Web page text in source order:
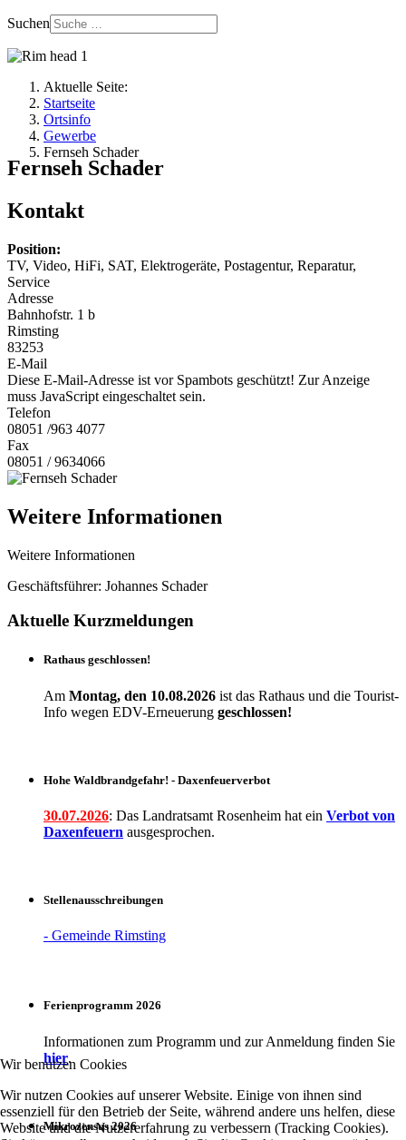
Suchen
Aktuelle Seite:
Startseite
Ortsinfo
Gewerbe
Fernseh Schader
Fernseh Schader
Kontakt
Position:
TV, Video, HiFi, SAT, Elektrogeräte, Postagentur, Reparatur,
Service
Adresse
Bahnhofstr. 1 b
Rimsting
83253
E-Mail
Diese E-Mail-Adresse ist vor Spambots geschützt! Zur Anzeige
muss JavaScript eingeschaltet sein.
Telefon
08051 /963 4077
Fax
08051 / 9634066
Weitere Informationen
Weitere Informationen
Geschäftsführer: Johannes Schader
Aktuelle Kurzmeldungen
Rathaus geschlossen!
Am Montag, den 10.08.2026 ist das Rathaus und die Tourist-
Info wegen EDV-Erneuerung geschlossen!
Hohe Waldbrandgefahr! - Daxenfeuerverbot
30.07.2026: Das Landratsamt Rosenheim hat ein Verbot von
Daxenfeuern ausgesprochen.
Stellenausschreibungen
- Gemeinde Rimsting
Ferienprogramm 2026
Informationen zum Programm und zur Anmeldung finden Sie
hier.
Mikrozensus 2026
Wir benutzen Cookies
Wir nutzen Cookies auf unserer Website. Einige von ihnen sind
essenziell für den Betrieb der Seite, während andere uns helfen, diese
Website und die Nutzererfahrung zu verbessern (Tracking Cookies).